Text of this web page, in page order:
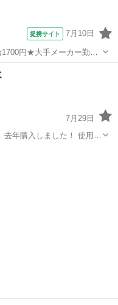
提携サイト 7月10日
1700円★大手メーカー勤
イカー通勤OK＆工場敷地
7月29日